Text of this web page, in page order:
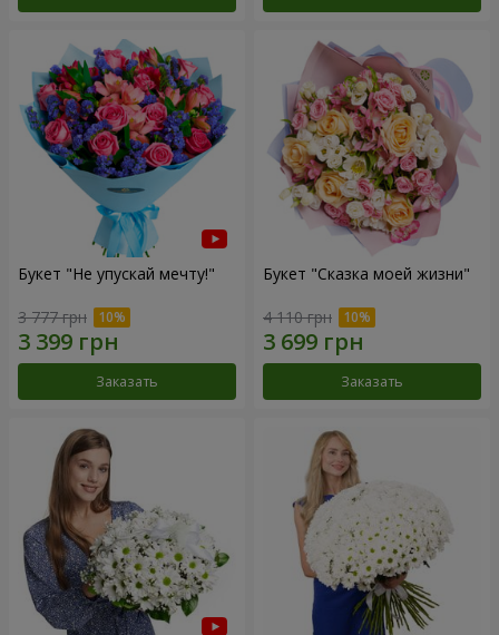
Букет "Не упускай мечту!"
3 777 грн
Заказать
Букет "Сказка моей жизни"
4 110 грн
Заказать